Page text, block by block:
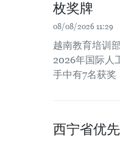
枚奖牌
08/08/2026 11:29
越南教育培训
2026年国际人
手中有7名获奖
西宁省优